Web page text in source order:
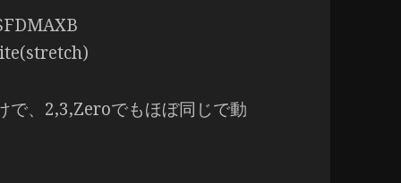
、2,3,Zeroでもほぼ同じで動